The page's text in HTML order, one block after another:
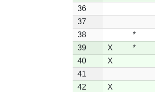
36
37
38
*
39
X *
40
X
41
42
X